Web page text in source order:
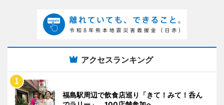
アクセスランキング
福島駅周辺で飲食店巡り「きて！みて！呑ん